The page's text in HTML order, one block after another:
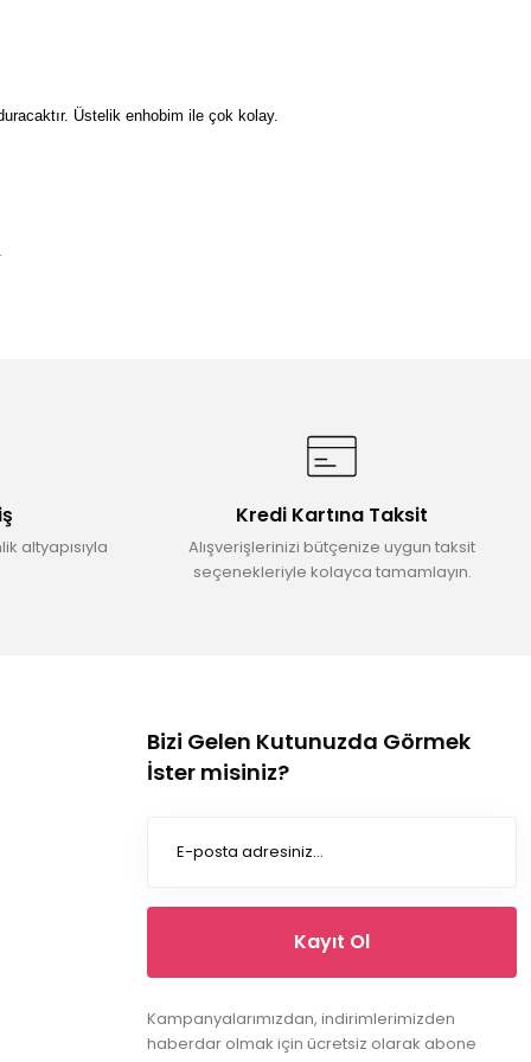
Üstelik enhobim ile çok kolay.
altyapısıyla
Kredi Kartına Taksit
Alışverişlerinizi bütçenize uygun taksit
seçenekleriyle kolayca tamamlayın.
Bizi Gelen Kutunuzda Görmek
İster misiniz?
Kayıt Ol
Kampanyalarımızdan, indirimlerimizden
haberdar olmak için ücretsiz olarak abone